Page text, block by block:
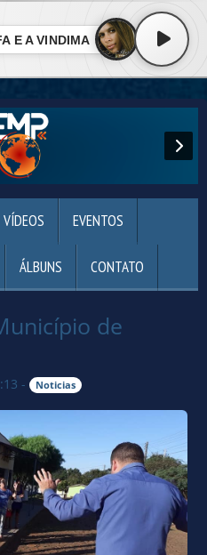
E A VINDIMA
VÍDEOS EVENTOS
ÁLBUNS CONTATO
de
- Noticias